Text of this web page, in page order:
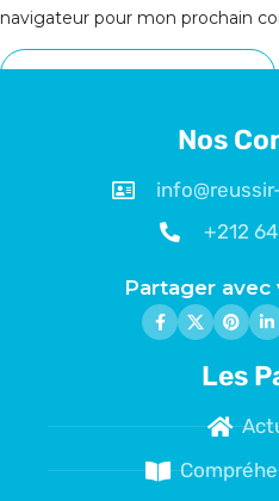
navigateur pour mon prochain
Nos
+212
Partager
Les